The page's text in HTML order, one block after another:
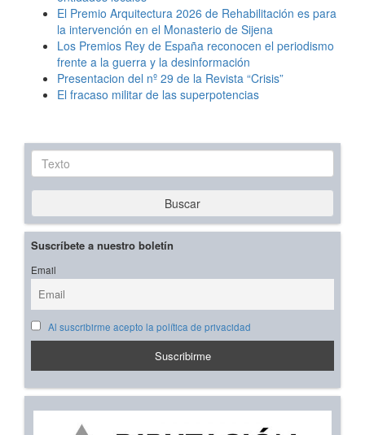
El Premio Arquitectura 2026 de Rehabilitación es para
la intervención en el Monasterio de Sijena
Los Premios Rey de España reconocen el periodismo
frente a la guerra y la desinformación
Presentacion del nº 29 de la Revista “Crisis”
El fracaso militar de las superpotencias
Texto
Buscar
Suscríbete a nuestro boletín
Email
Al suscribirme acepto la política de privacidad